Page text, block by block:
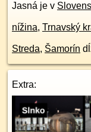
Jasná je v
nížina, Trnavský
Streda, Šamorín
Extra: